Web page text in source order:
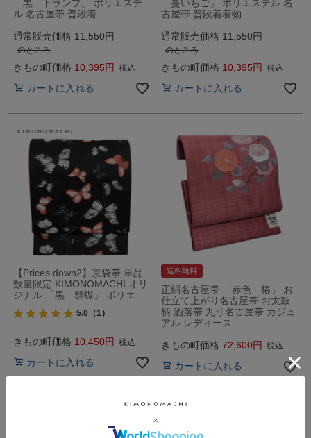
「黒 トランプ」 ポリエステ
ル 名古屋帯 普段着…
通常販売価格 11,550
のところ
きもの町価格 10,395 税込
カートに入れる
「蔓いちご」 ポリエステル 名
古屋帯 普段着着物…
通常販売価格 11,550
のところ
きもの町価格 10,395 税込
カートに入れる
【Prices down2】京袋帯 単品
数量限定 KIMONOMACHI オリ
ジナル 「黒 群蝶」 ポリエ…
5.0 （1）
きもの町価格 10,450 税込
カートに入れる
送料無料
正絹名古屋帯 「赤色 椿」 お
仕立て上がり名古屋帯 お太鼓
柄 洒落帯 九寸名古屋帯 カジュ
アル レディース …
きもの町価格 72,600 税込
カートに入れる